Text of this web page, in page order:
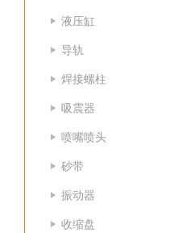
液压缸
导轨
焊接螺柱
吸震器
喷嘴喷头
砂带
振动器
收缩盘